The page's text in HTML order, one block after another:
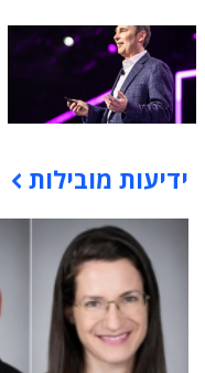
תוכן פרסומי
ידיעות מובילות